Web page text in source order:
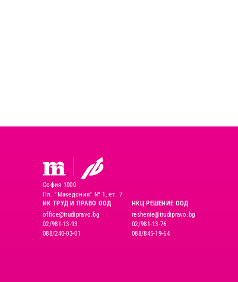
София 1000
Пл. "Македония" № 1, ет. 7
ИК ТРУД И ПРАВО ООД
office@trudipravo.bg
02/981-13-93
088/240-03-01
НКЦ РЕШЕНИЕ ООД
reshenie@trudipravo.bg
02/981-13-76
088/845-19-64